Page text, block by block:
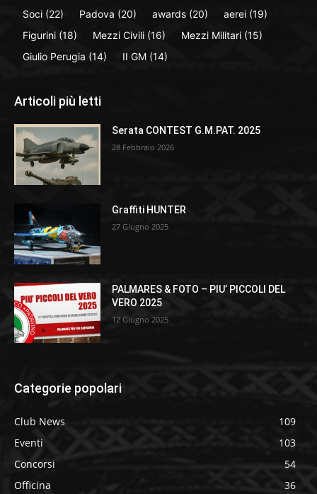
Soci (22) Padova (20) awards (20) aerei (19)
Figurini (18) Mezzi Civili (16) Mezzi Militari (15)
Giulio Perugia (14) II GM (14)
Articoli più letti
Serata CONTEST G.M.PAT. 2025
28 Febbraio 2026
Graffiti HUNTER
27 Giugno 2025
PALMARES & FOTO – PIU’ PICCOLI DEL
VERO 2025
12 Giugno 2025
Categorie popolari
Club News
109
Eventi
103
Concorsi
54
Officina
36